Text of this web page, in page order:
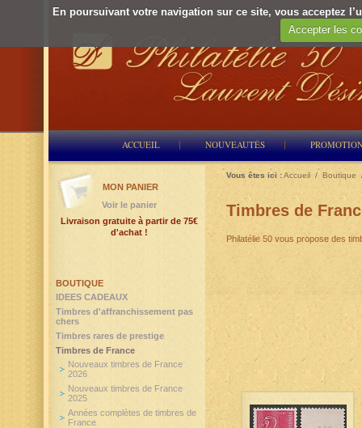
En poursuivant votre navigation sur ce site, vous acceptez
Accepter les
ACCUEIL NOUVEAUTÉS
Vous êtes ici :Accueil / Boutique
Timbres de
Philatélie 50 vous propose des
BOUTIQUE
IDEES CADEAUX
Timbres d'affranchissement pas
chers
Timbres rares de prestige
Timbres de France
Nouveaux timbres de France
2026
Nouveaux timbres de France
2025
Années complètes de timbres de
France
MON PANIER
Voir le panier
Livraison gratuite à partir de 75€
d'achat !